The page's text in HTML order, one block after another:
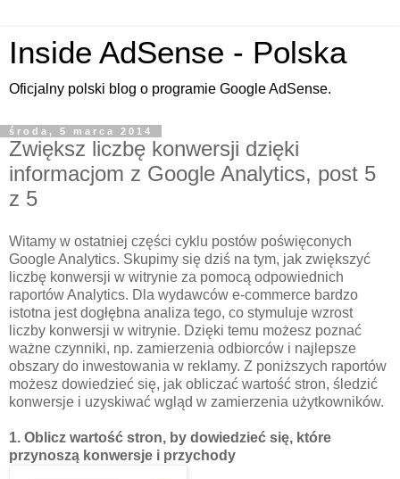
Inside AdSense - Polska
Oficjalny polski blog o programie Google AdSense.
środa, 5 marca 2014
Zwiększ liczbę konwersji dzięki
informacjom z Google Analytics, post 5
z 5
Witamy w ostatniej części cyklu postów poświęconych
Google Analytics. Skupimy się dziś na tym, jak zwiększyć
liczbę konwersji w witrynie za pomocą odpowiednich
raportów Analytics. Dla wydawców e-commerce bardzo
istotna jest dogłębna analiza tego, co stymuluje wzrost
liczby konwersji w witrynie. Dzięki temu możesz poznać
ważne czynniki, np. zamierzenia odbiorców i najlepsze
obszary do inwestowania w reklamy. Z poniższych raportów
możesz dowiedzieć się, jak obliczać wartość stron, śledzić
konwersje i uzyskiwać wgląd w zamierzenia użytkowników.
1. Oblicz wartość stron, by dowiedzieć się, które
przynoszą konwersje i przychody